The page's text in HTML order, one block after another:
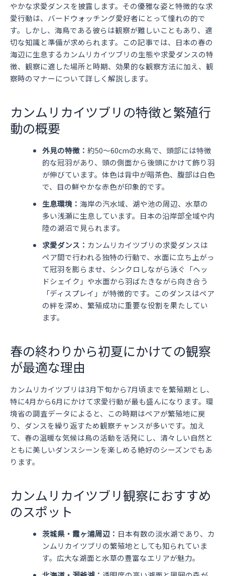
やかな求愛ダンスを披露します。その優雅な姿と特徴的な求
愛行動は、バードウォッチング愛好者にとって憧れの的で
す。しかし、海鳥である彼らは観察が難しいこともあり、適
切な知識と準備が求められます。この記事では、日本の春の
海辺に生息するカンムリカイツブリの生態や求愛ダンスの特
徴、観察に適した場所と時期、効果的な観察方法に加え、観
察時のマナーについて詳しく解説します。
カンムリカイツブリの特徴と繁殖行
動の概要
外見の特徴： 約50～60cmの水鳥で、頭部には特徴
的な冠羽があり、頭の側面から後頭にかけて飾り羽
が伸びています。体色は背中が暗茶色、腹部は白色
で、目の鮮やかな赤色が印象的です。
生息環境： 海岸の汽水域、湖や池の周辺、水草の
多い浅瀬に生息しています。日本の沿岸部全域や内
陸の湖沼で見られます。
求愛ダンス： カンムリカイツブリの求愛ダンスは
ペア間で行われる独特の行動で、水面に立ち上がっ
て冠羽を膨らませ、シンクロしながら泳ぐ「ヘッ
ドシェイク」や水面から羽ばたきながら向き合う
「ディスプレイ」が特徴的です。このダンスはペア
の絆を深め、繁殖成功に重要な役割を果たしてい
ます。
春の終わりから初夏にかけての観察
が最適な理由
カンムリカイツブリは3月下旬から7月頃までを繁殖期とし、
特に4月から6月にかけて求愛行動が最も盛んになります。環
境省の調査データによると、この時期はペアが繁殖地に戻
り、ダンスを繰り返すため観察チャンスが多いです。加え
て、春の温暖な気候は鳥の活動を活発にし、清々しい自然と
ともに美しいダンスシーンを楽しめる絶好のシーズンでもあ
ります。
カンムリカイツブリ観察におすすめ
のスポット
茨城県・霞ヶ浦周辺： 日本有数の淡水湖であり、カ
ンムリカイツブリの繁殖地としても知られていま
す。広大な湖面と水草の豊富なエリアが魅力。